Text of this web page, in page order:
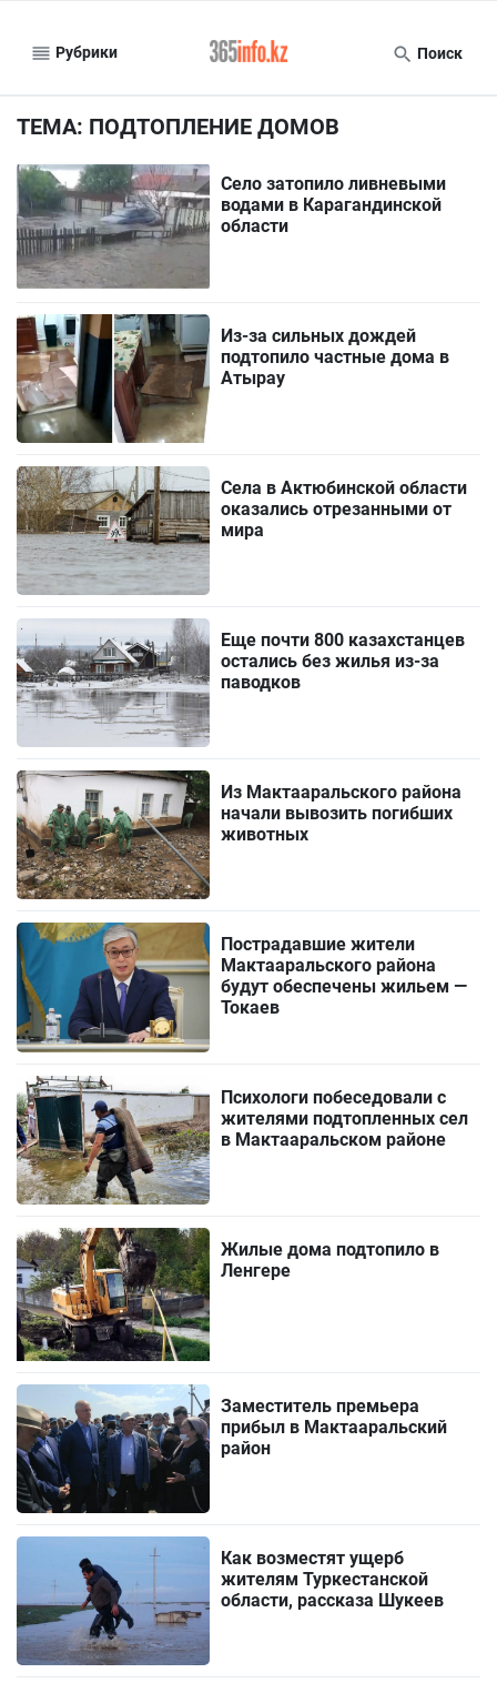
Рубрики Поиск
ТЕМА: ПОДТОПЛЕНИЕ ДОМОВ
Село затопило ливневыми
водами в Карагандинской
области
Из-за сильных дождей
подтопило частные дома в
Атырау
Села в Актюбинской области
оказались отрезанными от
мира
Еще почти 800 казахстанцев
остались без жилья из-за
паводков
Из Мактааральского района
начали вывозить погибших
животных
Пострадавшие жители
Мактааральского района
будут обеспечены жильем —
Токаев
Психологи побеседовали с
жителями подтопленных сел
в Мактааральском районе
Жилые дома подтопило в
Ленгере
Заместитель премьера
прибыл в Мактааральский
район
Как возместят ущерб
жителям Туркестанской
области, рассказа Шукеев